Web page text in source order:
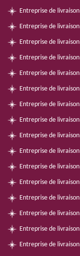
Entreprise de
Entreprise de
Entreprise de
Entreprise de
Entreprise de
Entreprise de
Entreprise de
Entreprise de
Entreprise de
Entreprise de
Entreprise de
Entreprise de
Entreprise de
Entreprise de
Entreprise de
Entreprise de